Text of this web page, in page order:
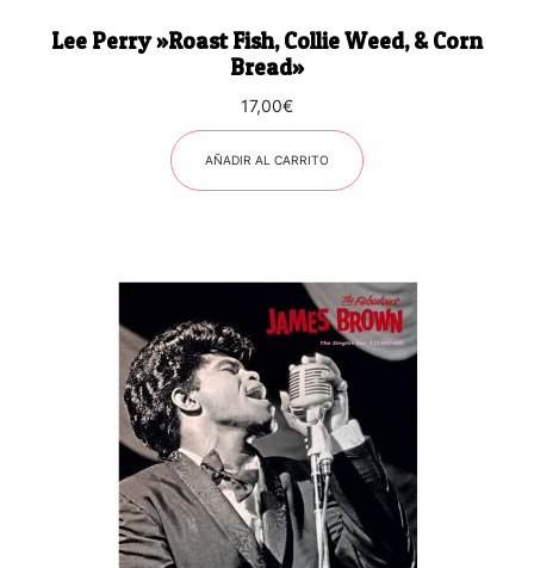
Lee Perry ‎»Roast Fish, Collie Weed, & Corn
Bread»
17,00€
AÑADIR AL CARRITO